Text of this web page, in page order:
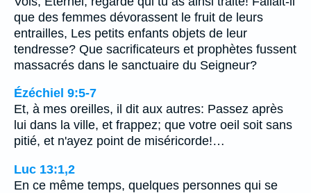
que des femmes dévorassent le fruit de leurs
entrailles, Les petits enfants objets de leur
tendresse? Que sacrificateurs et prophètes fussent
massacrés dans le sanctuaire du Seigneur?
Ézéchiel 9:5-7
Et, à mes oreilles, il dit aux autres: Passez après
lui dans la ville, et frappez; que votre oeil soit sans
pitié, et n'ayez point de miséricorde!…
Luc 13:1,2
En ce même temps, quelques personnes qui se